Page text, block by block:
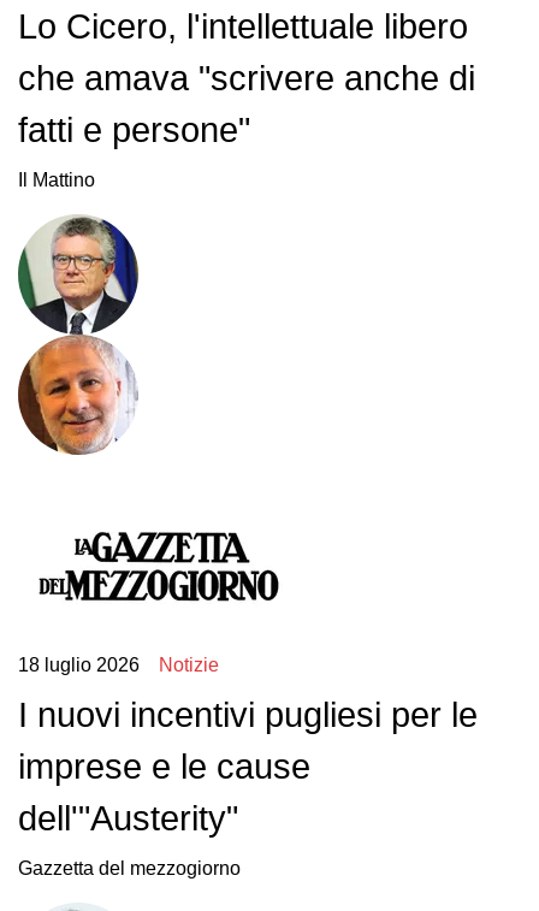
Lo Cicero, l'intellettuale libero
che amava "scrivere anche di
fatti e persone"
Il Mattino
18 luglio 2026 Notizie
I nuovi incentivi pugliesi per le
imprese e le cause
dell'"Austerity"
Gazzetta del mezzogiorno